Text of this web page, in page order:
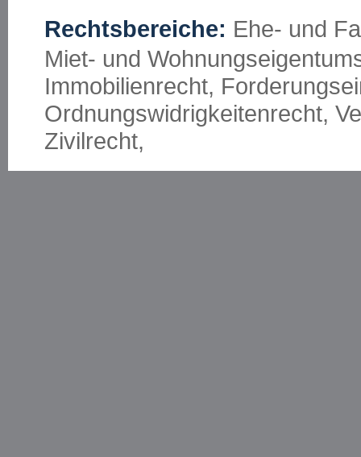
Rechtsbereiche: Ehe- und
Miet- und
Immobilienrecht,
Ordnungswidrigkeitenrecht,
Zivilrecht,